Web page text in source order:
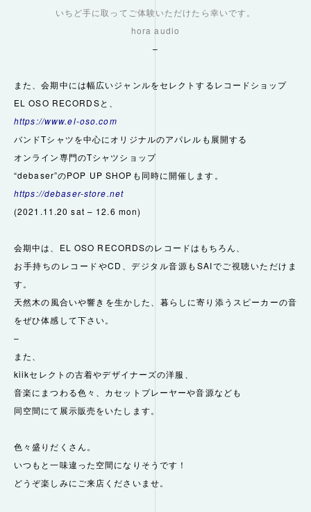
いちど手に取ってご体験いただけたら幸いです。
hora audio
–
また、会期中には幅広いジャンルをセレクトするレコードショップ
EL OSO RECORDSと、
https://www.el-oso.com
バンドTシャツを中心にオリジナルのアパレル も展開する
オンライン専門のTシャツショップ
“debaser”のPOP UP SHOPも同時に開催します。
https://debaser-store.net
(2021.11.20 sat – 12.6 mon)
会期中は、EL OSO RECORDSのレコードはもちろん、
お手持ちのレコードやCD
、デジタル音源もSAIでご視聴いただけま
す。
天然木の風合いや響きを生かした、暮らしに寄り添うスピーカーの音
をぜひ体感して下さい。
–
また、
kiikセレクトの古着やデザイナーズの洋服、
音楽にまつわる色々、カセットプレーヤーや音源なども
同空間にて展示販売をいたします。
色々盛りだくさん。
いつもと一味違った空間になりそうです！
どうぞ楽しみにご来店くださいませ。